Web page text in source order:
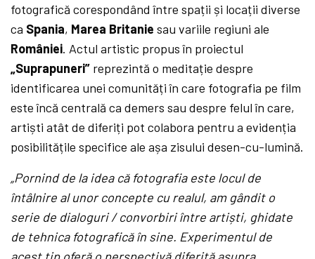
fotografică corespondând între spații și locații diverse
ca Spania, Marea Britaniesau variile regiuni ale
României. Actul artistic propus în proiectul
„Suprapuneri” reprezintă o meditație despre
identificarea unei comunități în care fotografia pe film
este încă centrală ca demers sau despre felul în care,
artiști atât de diferiți pot colabora pentru a evidenția
posibilitățile specifice ale așa zisului desen-cu-lumină.
„Pornind de la idea că fotografia este locul de
întâlnire al unor concepte cu realul, am gândit o
serie de dialoguri / convorbiri între artiști, ghidate
de tehnica fotografică în sine. Experimentul de